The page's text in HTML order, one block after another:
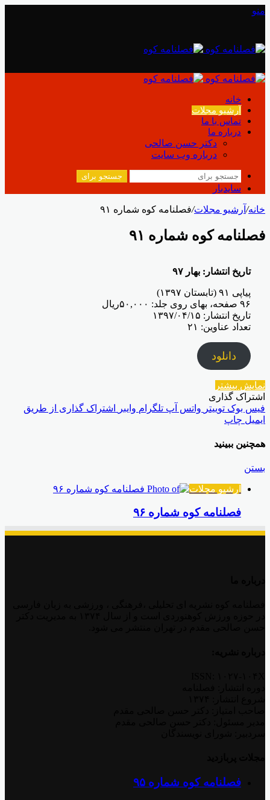
منو
خانه
آرشیو مجلات
تماس با ما
درباره ما
دکتر حسن صالحی
درباره وب سایت
جستجو برای
سایدبار
خانه/ آرشیو مجلات/فصلنامه کوه شماره ۹۱
فصلنامه کوه شماره ۹۱
تاریخ انتشار: بهار ۹۷
پیاپی ۹۱ (تابستان ۱۳۹۷)
۹۶ صفحه، بهای روی جلد: ۵۰,۰۰۰ريال
تاریخ انتشار: ۱۳۹۷/۰۴/۱۵
تعداد عناوین: ۲۱
دانلود
نمایش بیشتر
اشتراک گذاری
فیس بوک توییتر واتس آپ تلگرام وایبر
اشتراک گذاری از طریق
ایمیل چاپ
همچنین ببینید
بستن
آرشیو مجلات
فصلنامه کوه شماره ۹۶
فصلنامه کوه شماره ۹۵